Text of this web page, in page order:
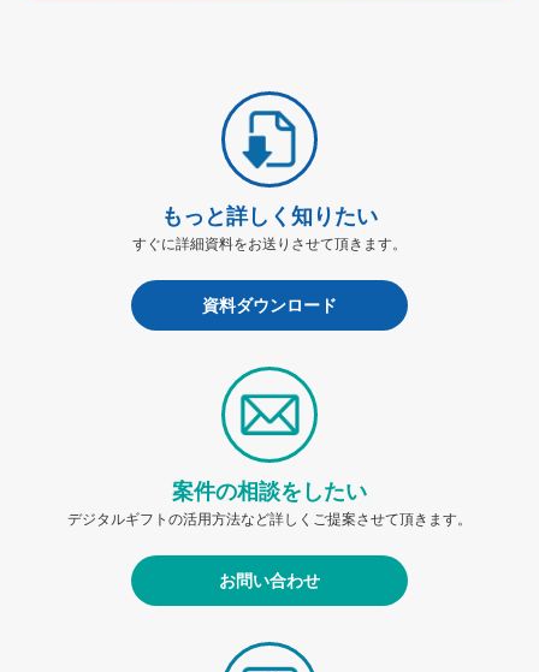
もっと詳しく知りたい
すぐに詳細資料をお送りさせて頂きます。
資料ダウンロード
案件の相談をしたい
デジタルギフトの活用方法など詳しくご提案させて頂きます。
お問い合わせ